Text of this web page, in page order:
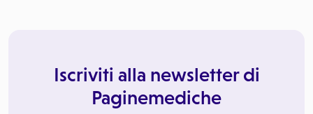
Iscriviti alla newsletter di
Paginemediche